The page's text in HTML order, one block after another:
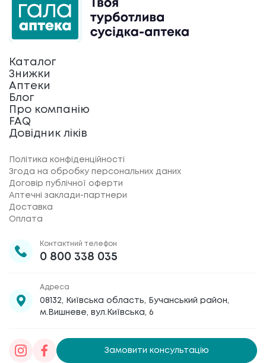
Каталог
Знижки
Аптеки
Блог
Про компанію
FAQ
Довідник ліків
Політика конфіденційності
Згода на обробку персональних даних
Договір публічної оферти
Аптечні заклади-партнери
Доставка
Оплата
Контактний телефон
0 800 338 035
Адреса
08132, Київська область, Бучанський район,
м.Вишневе, вул.Київська, 6
Замовити консультацію